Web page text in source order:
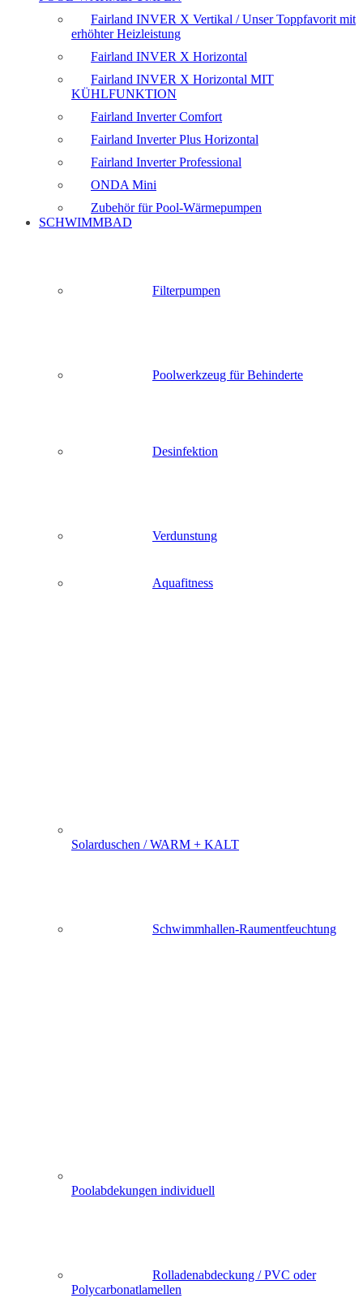
Fairland INVER X Vertikal / Unser Toppfavorit mit
erhöhter Heizleistung
Fairland INVER X Horizontal
Fairland INVER X Horizontal MIT
KÜHLFUNKTION
Fairland Inverter Comfort
Fairland Inverter Plus Horizontal
Fairland Inverter Professional
ONDA Mini
Zubehör für Pool-Wärmepumpen
SCHWIMMBAD
Filterpumpen
Poolwerkzeug für Behinderte
Desinfektion
Verdunstung
Aquafitness
Solarduschen / WARM + KALT
Schwimmhallen-Raumentfeuchtung
Poolabdekungen individuell
Rolladenabdeckung / PVC oder
Polycarbonatlamellen